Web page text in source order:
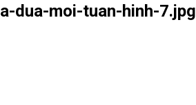
dua-moi-tuan-hinh-7.jpg